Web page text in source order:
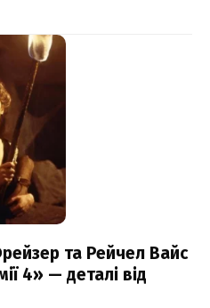
та Рейчел Вайс
4» — деталі від